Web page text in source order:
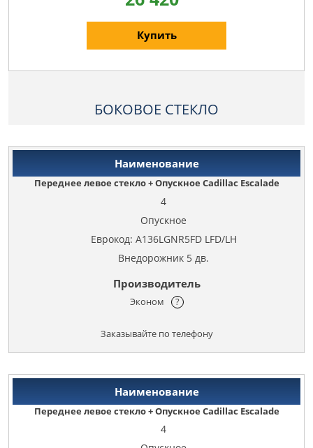
Купить
БОКОВОЕ СТЕКЛО
Переднее левое стекло + Опускное Cadillac Escalade
4
Опускное
Еврокод: A136LGNR5FD LFD/LH
Внедорожник 5 дв.
Эконом ?
Заказывайте по телефону
Переднее левое стекло + Опускное Cadillac Escalade
4